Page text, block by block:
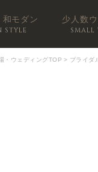
和モダン
STYLE
少人数
SMALL
・ウェディングTOP > ブライダ